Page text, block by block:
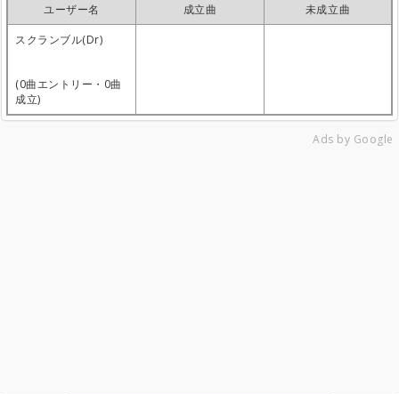
ユーザー名 成立曲
未成立曲
スクランブル(Dr)
(0曲エントリー・0曲
成立)
Ads by Google